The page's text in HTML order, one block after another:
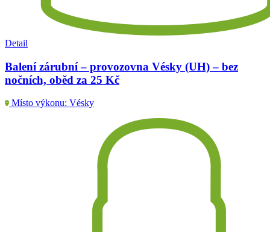
Detail
Balení zárubní – provozovna Vésky (UH) – bez
nočních, oběd za 25 Kč
Místo výkonu: Vésky